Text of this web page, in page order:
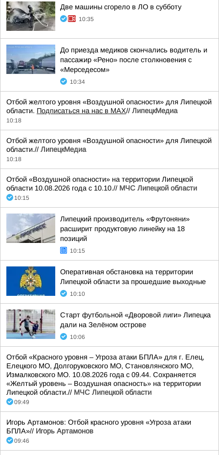
Две машины сгорело в ЛО в субботу
10:35
До приезда медиков скончались водитель и
пассажир «Рено» после столкновения с
«Мерседесом»
10:34
Отбой желтого уровня «Воздушной опасности» для Липецкой
области. Подписаться на нас в МАХ// ЛипецкМедиа
10:18
Отбой желтого уровня «Воздушной опасности» для Липецкой
области.// ЛипецкМедиа
10:18
Отбой «Воздушной опасности» на территории Липецкой
области 10.08.2026 года с 10.10.// МЧС Липецкой области
10:15
Липецкий производитель «Фрутоняни»
расширит продуктовую линейку на 18
позиций
10:15
Оперативная обстановка на территории
Липецкой области за прошедшие выходные
10:10
Старт футбольной «Дворовой лиги» Липецка
дали на Зелёном острове
10:06
Отбой «Красного уровня – Угроза атаки БПЛА» для г. Елец,
Елецкого МО, Долгоруковского МО, Становлянского МО,
Измалковского МО. 10.08.2026 года с 09.44. Сохраняется
«Желтый уровень – Воздушная опасность» на территории
Липецкой области.// МЧС Липецкой области
09:49
Игорь Артамонов: Отбой красного уровня «Угроза атаки
БПЛА»// Игорь Артамонов
09:46